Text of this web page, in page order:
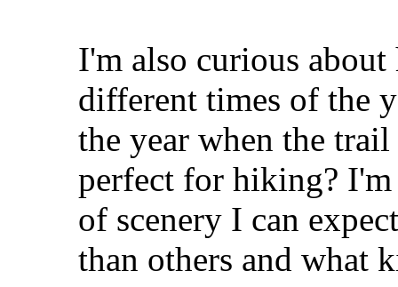
I'm also curious
different times of the
the year when the
perfect for hiking?
of scenery I can
than others and what